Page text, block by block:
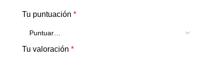
Tu puntuación *
Tu valoración *